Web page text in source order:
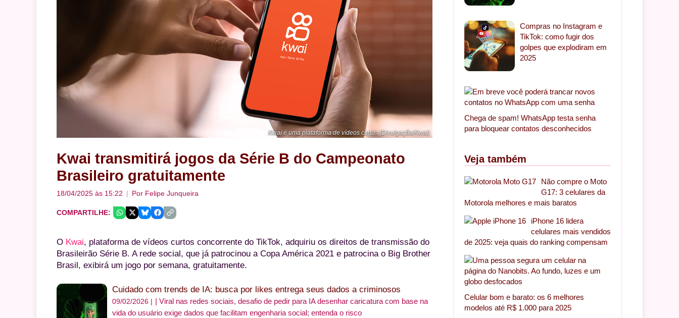
Kwai é uma plataforma de vídeos curtos (Divulgação/Kwai)
Kwai transmitirá jogos da Série B do Campeonato
Brasileiro gratuitamente
18/04/2025 às 15:22 Por Felipe Junqueira
COMPARTILHE:
O Kwai, plataforma de vídeos curtos concorrente do TikTok, adquiriu os direitos de transmissão do
Brasileirão Série B. A rede social, que já patrocinou a Copa América 2021 e patrocina o Big Brother
Brasil, exibirá um jogo por semana, gratuitamente.
Cuidado com trends de IA: busca por likes entrega seus dados a criminosos
09/02/2026 |
Viral nas redes sociais, desafio de pedir para IA desenhar caricatura com base na
vida do usuário exige dados que facilitam engenharia social; entenda o risco
Compras no Instagram e
TikTok: como fugir dos
golpes que explodiram em
2025
Chega de spam! WhatsApp testa senha
para bloquear contatos desconhecidos
Veja também
Não compre o Moto
G17: 3 celulares da
Motorola melhores e mais baratos
iPhone 16 lidera
celulares mais vendidos
de 2025: veja quais do ranking compensam
Celular bom e barato: os 6 melhores
modelos até R$ 1.000 para 2025